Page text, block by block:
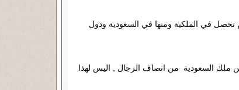
تحصل في الملكية ومنها في السعودية ودول
ملك السعودية من انصاف الرجال , اليس لهذا